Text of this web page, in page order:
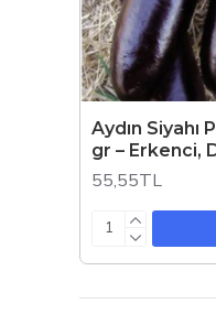
Aydın Siyahı
gr – Erkenci,
55,55TL